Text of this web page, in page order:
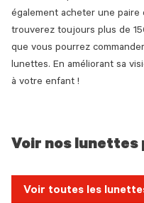
également acheter une
trouverez toujours plus de
que vous pourrez
lunettes. En améliorant sa
à votre enfant !
Voir nos
Voir toutes les